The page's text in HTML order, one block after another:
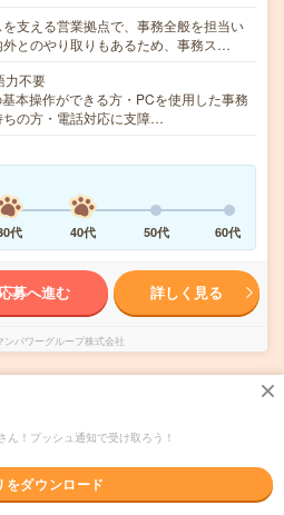
支える営業拠点で、事務全般を担当い
とのやり取りもあるため、事務ス…
力不要
本操作ができる方・PCを使用した事務
の方・電話対応に支障…
代 40代 50代 60代
応募へ進む 詳しく見る
ンパワーグループ株式会社
時まで＊請求書の作
ん！プッシュ通知で受け取ろう！
をダウンロード